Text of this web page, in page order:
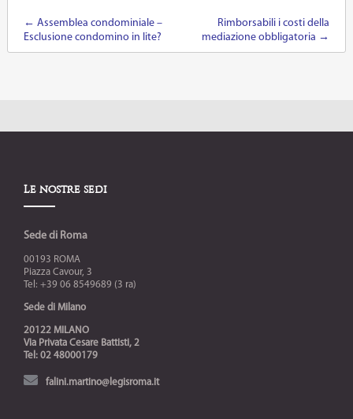
Post navigation
← Assemblea condominiale –
Esclusione condomino in lite?
Rimborsabili i costi della
mediazione obbligatoria →
Le nostre sedi
Sede di Roma
00193 ROMA
Piazza Cavour, 3
Tel: +39 06 8549689 (3 ra)
Sede di Milano
20122 MILANO
Via Privata Cesare Battisti, 2
Tel: 02 48000179
falini.martino@legisroma.it